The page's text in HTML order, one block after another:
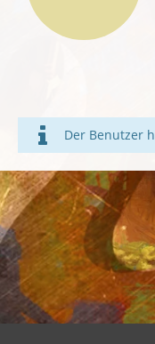
Der Benutzer